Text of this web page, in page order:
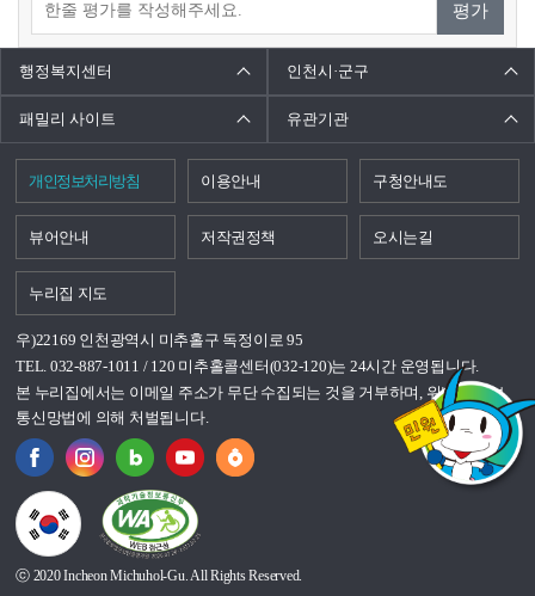
평가
행정복지센터 인천시·군구
패밀리 사이트 유관기관
개인정보처리방침 이용안내 구청안내도
뷰어안내 저작권정책 오시는길
누리집 지도
우)22169 인천광역시 미추홀구 독정이로 95
TEL. 032-887-1011 / 120 미추홀콜센터(032-120)는 24시간 운영됩니다.
본 누리집에서는 이메일 주소가 무단 수집되는 것을 거부하며, 위반시 정보
통신망법에 의해 처벌됩니다.
국가상징이란?
ⓒ 2020 Incheon Michuhol-Gu. All Rights Reserved.